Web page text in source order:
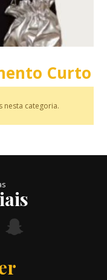
Curto
nesta categoria.